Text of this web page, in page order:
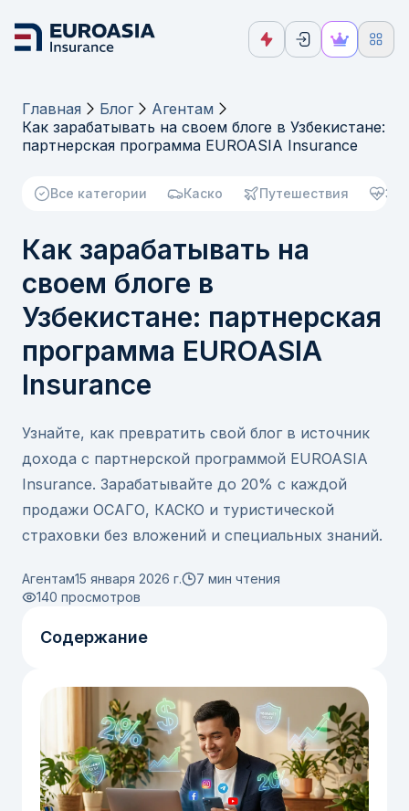
Главная Блог
Агентам
Как зарабатывать на своем блоге в Узбекистане:
партнерская программа EUROASIA Insurance
Все категории Каско Путешествия
Как зарабатывать на
своем блоге в
Узбекистане: партнерская
программа EUROASIA
Insurance
Узнайте, как превратить свой блог в источник
дохода с партнерской программой EUROASIA
Insurance. Зарабатывайте до 20% с каждой
продажи ОСАГО, КАСКО и туристической
страховки без вложений и специальных знаний.
Агентам15 января 2026 г.
7 мин чтения
140 просмотров
Содержание